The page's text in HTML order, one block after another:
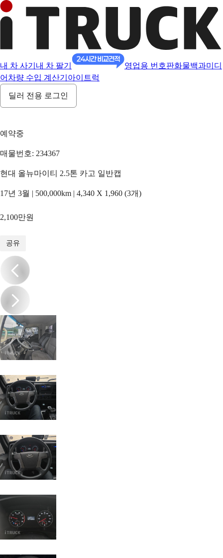
내 차 사기 내 차 팔기 영업용 번호판화물백과미디
어 차량 수입 계산기 아이트럭
딜러 전용 로그인
예약중
매물번호: 234367
현대 올뉴마이티 2.5톤 카고 일반캡
17년 3월 | 500,000km | 4,340 X 1,960 (3개)
2,100만원
공유
/16